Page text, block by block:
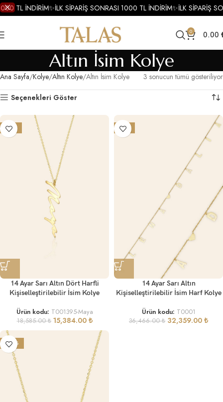
0 0.00
Altın İsim Kolye
Ana Sayfa Kolye Altın Kolye Altın İsim Kolye 3 sonucun tümü gösteriliyor
Seçenekleri Göster
-17%
14 Ayar Sarı Altın Dört Harfli
Kişiselleştirilebilir İsim Kolye
Ürün kodu: T001395-Maya
18,585.00₺ 15,384.00 ₺
-11%
14 Ayar Sarı Altın
Kişiselleştirilebilir İsim Harf Kolye
Ürün kodu: T0001
36,466.00₺ 32,359.00 ₺
-29%
TL İNDİRİM✨İLK SİPARİŞ SONRASI 1000 TL İNDİRİM✨İLK SİPARİŞ